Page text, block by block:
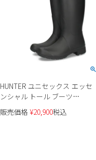
HUNTER ユニセックス エッセ
ンシャル トール ブーツ
UFT2407RMA レディース
販売価格 ¥20,900税込